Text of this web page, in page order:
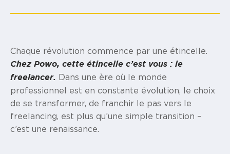
Chaque révolution commence par une étincelle.
Chez Powo, cette étincelle c’est vous : le
freelancer. Dans une ère où le monde
professionnel est en constante évolution, le choix
de se transformer, de franchir le pas vers le
freelancing, est plus qu’une simple transition –
c’est une renaissance.